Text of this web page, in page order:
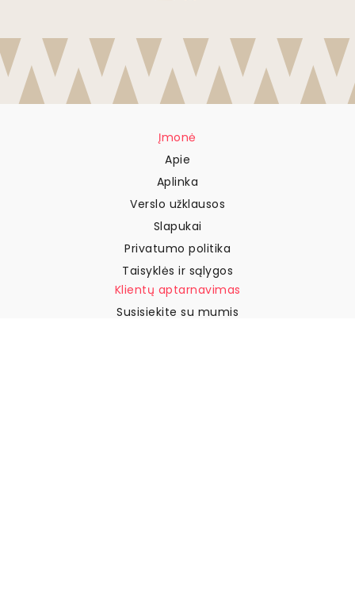
Įmonė
Apie
Aplinka
Verslo užklausos
Slapukai
Privatumo politika
Taisyklės ir sąlygos
Klientų aptarnavimas
Susisiekite su mumis